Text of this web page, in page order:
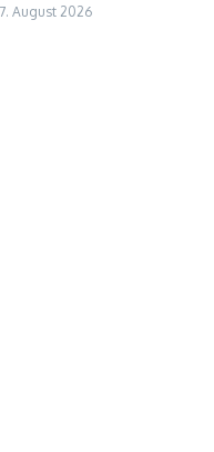
7. August 2026